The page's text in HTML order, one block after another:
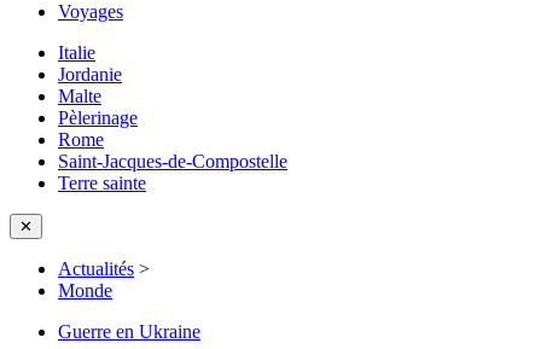
Voyages
Italie
Jordanie
Malte
Pèlerinage
Rome
Saint-Jacques-de-Compostelle
Terre sainte
✕
Actualités >
Monde
Guerre en Ukraine